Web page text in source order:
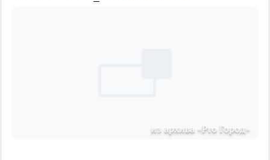
из архива «Pro Город»